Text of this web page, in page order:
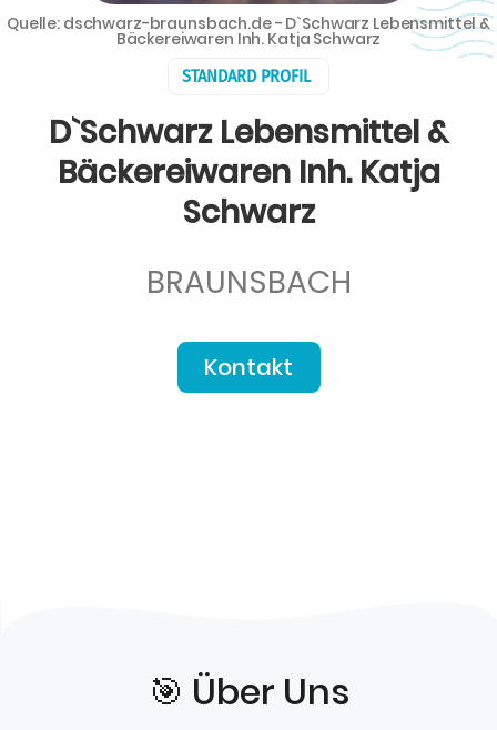
STANDARD PROFIL
D`Schwarz Lebensmittel &
Bäckereiwaren Inh. Katja
Schwarz
BRAUNSBACH
Kontakt
Quelle: dschwarz-braunsbach.de - D`Schwarz Lebensmittel &
Bäckereiwaren Inh. Katja Schwarz
🎯️ Über Uns